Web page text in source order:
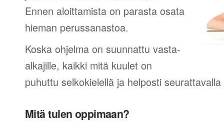
Ennen aloittamista on parasta osata
hieman perussanastoa.
Koska ohjelma on suunnattu vasta-
alkajille, kaikki mitä kuulet on
puhuttu selkokielellä ja helposti
Mitä tulen oppimaan?